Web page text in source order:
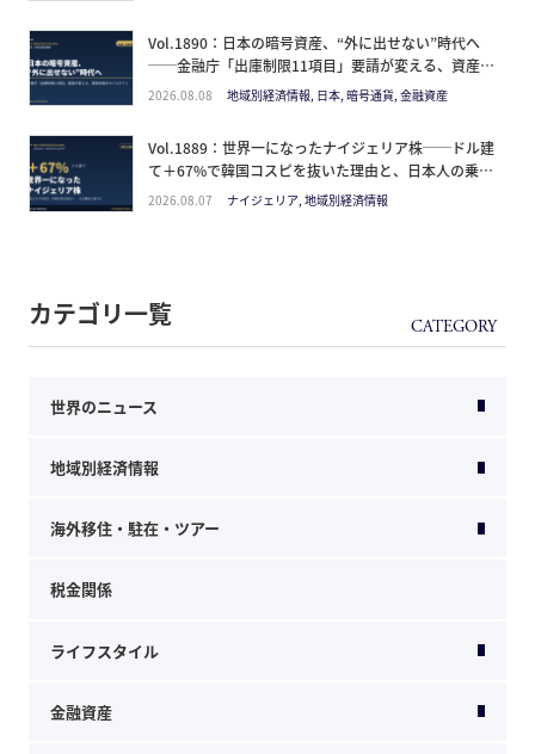
Vol.1890：日本の暗号資産、“外に出せない”時代へ
──金融庁「出庫制限11項目」要請が変える、資産防
衛のタイムライン
2026.08.08 地域別経済情報, 日本, 暗号通貨, 金融資産
Vol.1889：世界一になったナイジェリア株──ドル建
て＋67%で韓国コスピを抜いた理由と、日本人の乗り
方
2026.08.07 ナイジェリア, 地域別経済情報
カテゴリ一覧
世界のニュース
地域別経済情報
海外移住・駐在・ツアー
税金関係
ライフスタイル
金融資産